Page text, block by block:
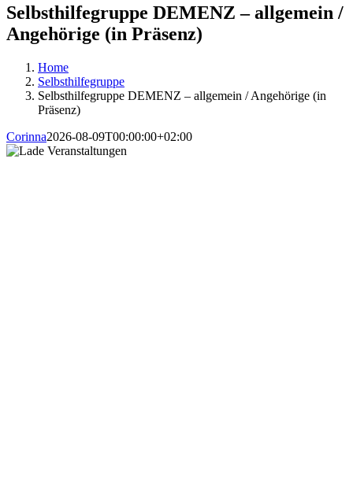
Selbsthilfegruppe DEMENZ – allgemein /
Angehörige (in Präsenz)
Home
Selbsthilfegruppe
Selbsthilfegruppe DEMENZ – allgemein / Angehörige (in
Präsenz)
Corinna2026-08-09T00:00:00+02:00